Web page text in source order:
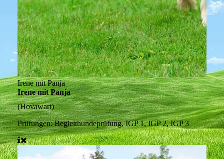
Irene mit Panja
Irene mit Panja
(Hovawart)
Prüfungen:Begleithundeprüfung, IGP 1, IGP 2, IGP 3